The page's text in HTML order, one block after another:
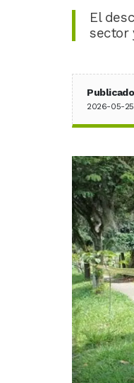
El
sector
2026-05-25